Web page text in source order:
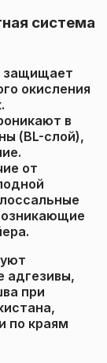
система
защищает
окисления
в
(BL-слой),
от
адгезивы,
при
по краям